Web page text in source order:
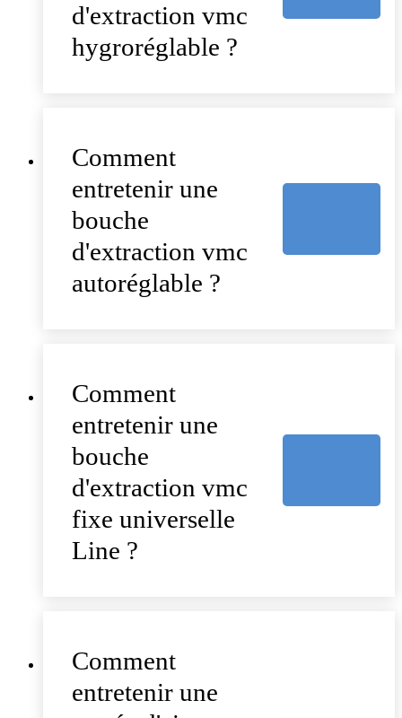
d'extraction vmc
hygroréglable ?
Comment
entretenir une
bouche
d'extraction vmc
autoréglable ?
Comment
entretenir une
bouche
d'extraction vmc
fixe universelle
Line ?
Comment
entretenir une